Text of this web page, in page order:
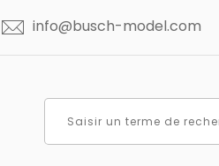
info@busch-model.com